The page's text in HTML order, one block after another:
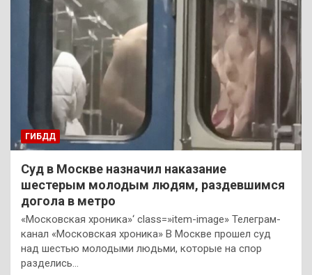
ГИБДД
Суд в Москве назначил наказание
шестерым молодым людям, раздевшимся
догола в метро
«Московская хроника»‘ class=»item-image» Телеграм-
канал «Московская хроника» В Москве прошел суд
над шестью молодыми людьми, которые на спор
разделись…